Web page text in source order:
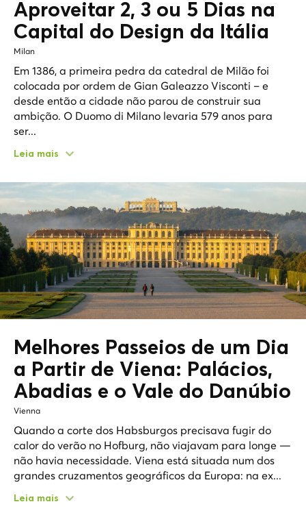
Aproveitar 2, 3 ou 5 Dias na
Capital do Design da Itália
Milan
Em 1386, a primeira pedra da catedral de Milão foi
colocada por ordem de Gian Galeazzo Visconti – e
desde então a cidade não parou de construir sua
ambição. O Duomo di Milano levaria 579 anos para
ser...
Leia mais
Melhores Passeios de um Dia
a Partir de Viena: Palácios,
Abadias e o Vale do Danúbio
Vienna
Quando a corte dos Habsburgos precisava fugir do
calor do verão no Hofburg, não viajavam para longe —
não havia necessidade. Viena está situada num dos
grandes cruzamentos geográficos da Europa: na ex...
Leia mais